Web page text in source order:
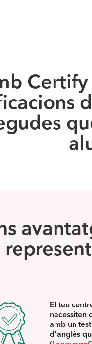
El teu
necessiten
amb un
d'anglès